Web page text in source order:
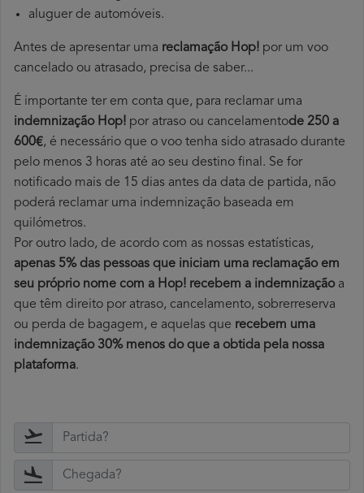
aluguer de automóveis.
Antes de apresentar uma reclamação Hop! por um voo
cancelado ou atrasado, precisa de saber...
É importante ter em conta que, para reclamar uma
indemnização Hop! por atraso ou cancelamentode 250 a
600€, é necessário que o voo tenha sido atrasado durante
pelo menos 3 horas até ao seu destino final. Se for
notificado mais de 15 dias antes da data de partida, não
poderá reclamar uma indemnização baseada em
quilómetros.
Por outro lado, de acordo com as nossas estatísticas,
apenas 5% das pessoas que iniciam uma reclamação em
seu próprio nome com a Hop! recebem a indemnizaçãoa
que têm direito por atraso, cancelamento, sobrerreserva
ou perda de bagagem, e aquelas que recebem uma
indemnização 30% menos do que a obtida pela nossa
plataforma.